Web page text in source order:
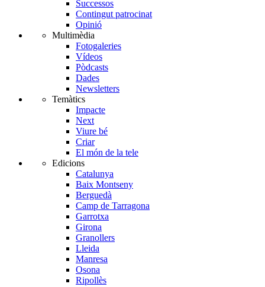
Successos
Contingut patrocinat
Opinió
Multimèdia
Fotogaleries
Vídeos
Pòdcasts
Dades
Newsletters
Temàtics
Impacte
Next
Viure bé
Criar
El món de la tele
Edicions
Catalunya
Baix Montseny
Berguedà
Camp de Tarragona
Garrotxa
Girona
Granollers
Lleida
Manresa
Osona
Ripollès